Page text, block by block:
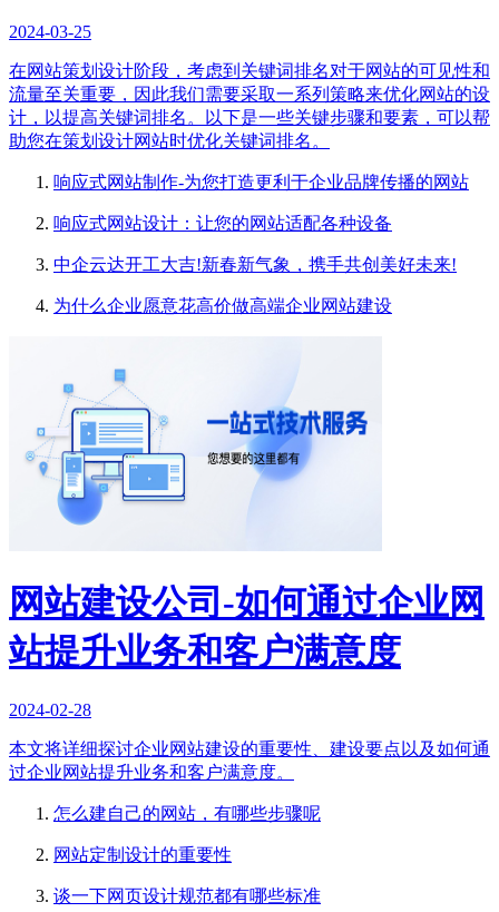
2024-03-25
在网站策划设计阶段，考虑到关键词排名对于网站的可见性和
流量至关重要，因此我们需要采取一系列策略来优化网站的设
计，以提高关键词排名。以下是一些关键步骤和要素，可以帮
助您在策划设计网站时优化关键词排名。
响应式网站制作-为您打造更利于企业品牌传播的网站
响应式网站设计：让您的网站适配各种设备
中企云达开工大吉!新春新气象，携手共创美好未来!
为什么企业愿意花高价做高端企业网站建设
网站建设公司-如何通过企业网
站提升业务和客户满意度
2024-02-28
本文将详细探讨企业网站建设的重要性、建设要点以及如何通
过企业网站提升业务和客户满意度。
怎么建自己的网站，有哪些步骤呢
网站定制设计的重要性
谈一下网页设计规范都有哪些标准